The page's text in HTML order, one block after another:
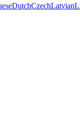
DutchCzechLatvian